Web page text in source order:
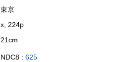
東京
x, 224p
21cm
NDC8 : 625